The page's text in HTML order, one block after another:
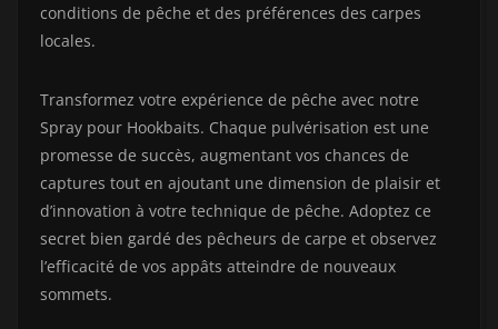
conditions de pêche et des préférences des carpes
locales.
Transformez votre expérience de pêche avec notre
Spray pour Hookbaits. Chaque pulvérisation est une
promesse de succès, augmentant vos chances de
captures tout en ajoutant une dimension de plaisir et
d’innovation à votre technique de pêche. Adoptez ce
secret bien gardé des pêcheurs de carpe et observez
l’efficacité de vos appâts atteindre de nouveaux
sommets.